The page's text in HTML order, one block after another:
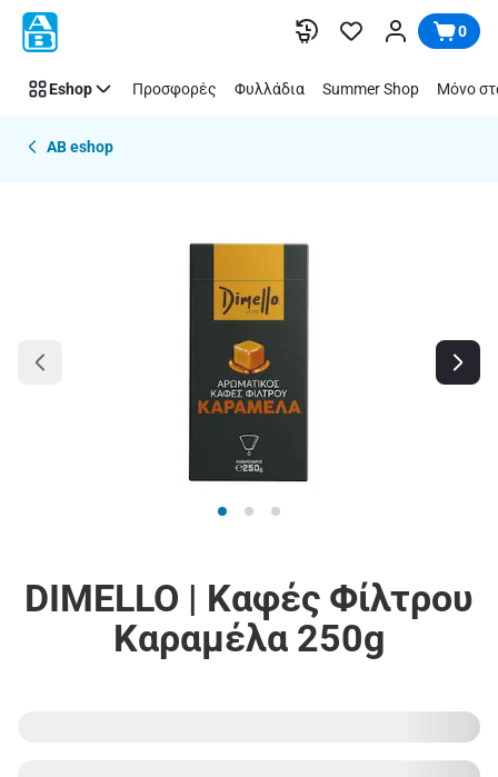
Παράλειψη 0
Eshop Προσφορές Φυλλάδια Summer Shop Μόνο
AB eshop
DIMELLO | Καφές Φίλτρου
Καραμέλα 250g